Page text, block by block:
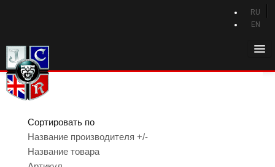
RU
EN
Главная
Сортировать по
Название производителя +/-
Название товара